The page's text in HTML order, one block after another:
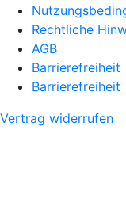
Rechtliche
AGB
Barrierefreiheit
Barrierefreiheit
Vertrag widerrufen